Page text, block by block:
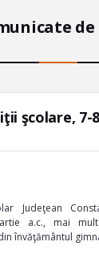
de
şcolare, 7-
Judeţean
a.c., mai
învăţământul